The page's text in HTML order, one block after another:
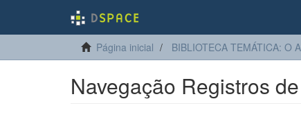
Página inicial BIBLIOTECA TEMÁTICA: O
Navegação Registros